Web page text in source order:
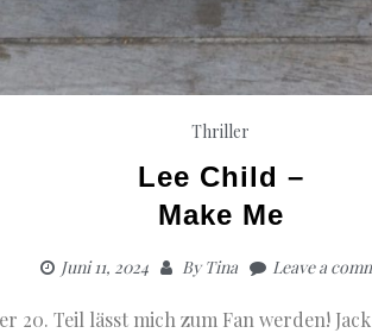
Thriller
Lee Child –
Make Me
Juni 11, 2024 ByTina Leave a
20. Teil lässt mich zum Fan werden!